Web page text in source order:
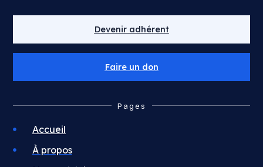
Devenir adhérent
Faire un don
Pages
Accueil
À propos